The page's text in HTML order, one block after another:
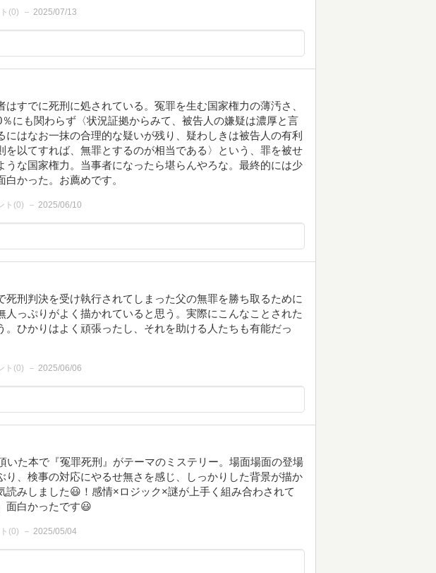
(0) 2025/07/13
はすでに死刑に処されている。冤罪を生む国家権力の薄汚さ、
にも関わらず〈状況証拠からみて、被告人の嫌疑は濃厚と言
にはなお一抹の合理的な疑いが残り、疑わしきは被告人の有利
を以てすれば、無罪とするのが相当である〉という、罪を被せ
うな国家権力。当事者になったら堪らんやろな。最終的には少
かった。お薦めです。
ト(0) 2025/06/10
死刑判決を受け執行されてしまった父の無罪を勝ち取るために
人っぷりがよく描かれていると思う。実際にこんなことされた
。ひかりはよく頑張ったし、それを助ける人たちも有能だっ
ト(0) 2025/06/06
いた本で『冤罪死刑』がテーマのミステリー。場面場面の登場
り、検事の対応にやるせ無さを感じ、しっかりした背景が描か
読みしました😃！感情×ロジック×謎が上手く組み合わされて
面白かったです😃
(0) 2025/05/04